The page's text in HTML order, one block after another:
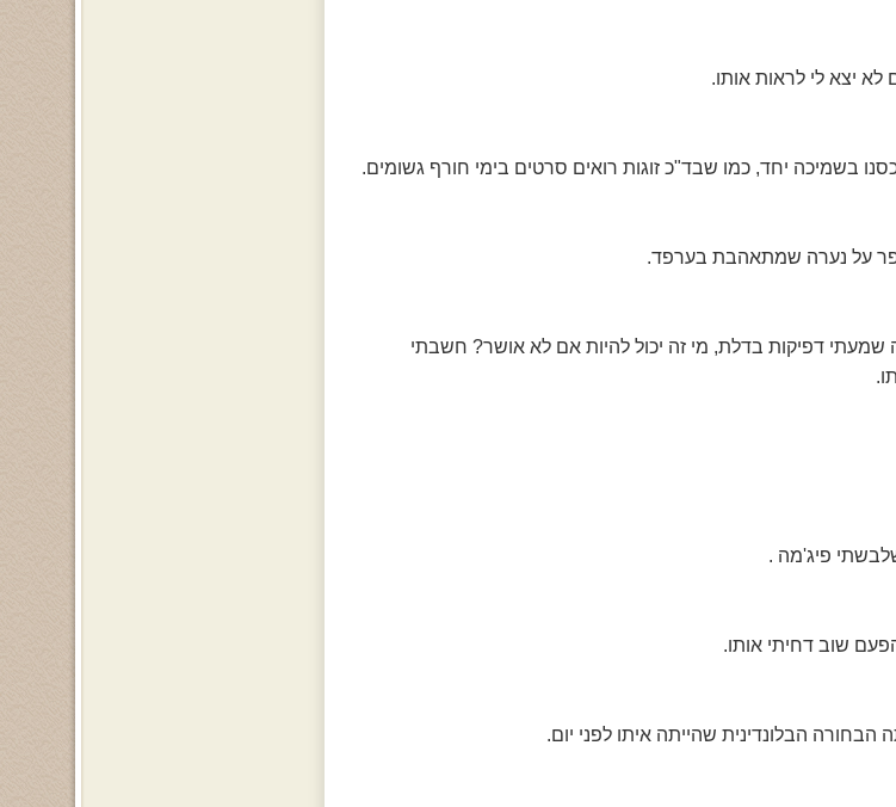
יצא לי לראות אותו.
בשמיכה יחד, כמו שבד"כ זוגות רואים סרטים בימי חורף גשומים.
על נערה שמתאהבת בערפד.
שעה כשהשעה הייתה 1:30 בלילה שמעתי דפיקות בדלת, מי זה יכול להיות אם לא אושר? חשבתי
פיג'מה .
שוב דחיתי אותו.
הבלונדינית שהייתה איתו לפני יום.